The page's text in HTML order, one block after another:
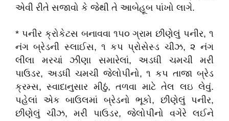
એવી રીતે સજાવો કે જેથી તે આબેહૂબ પાંખો લાગે.
* પનીર ક્રોકેટસ બનાવવા ૧૫૦ ગ્રામ છીણેલું પનીર, ૧
નંગ બ્રેડની સ્લાઈસ, ૧ કપ પ્રોસેસ્ડ ચીઝ, ૨ નંગ
લીલા મરચાં ઝીણા સમારેલાં, અડધી ચમચી મરી
પાઉડર, અડધી ચમચી જેલોપીનો, ૧ કપ તાજા બ્રેડ
ક્રમ્સ, સ્વાદાનુસાર મીઠું, તળવા માટે તેલ લઇ લેવું.
પહેલાં એક બાઉલમાં બ્રેડનો ભૂકો, છીણેલું પનીર,
છીણેલું ચીઝ, મરી પાઉડર, જેલોપીનો વગેરે લઈને